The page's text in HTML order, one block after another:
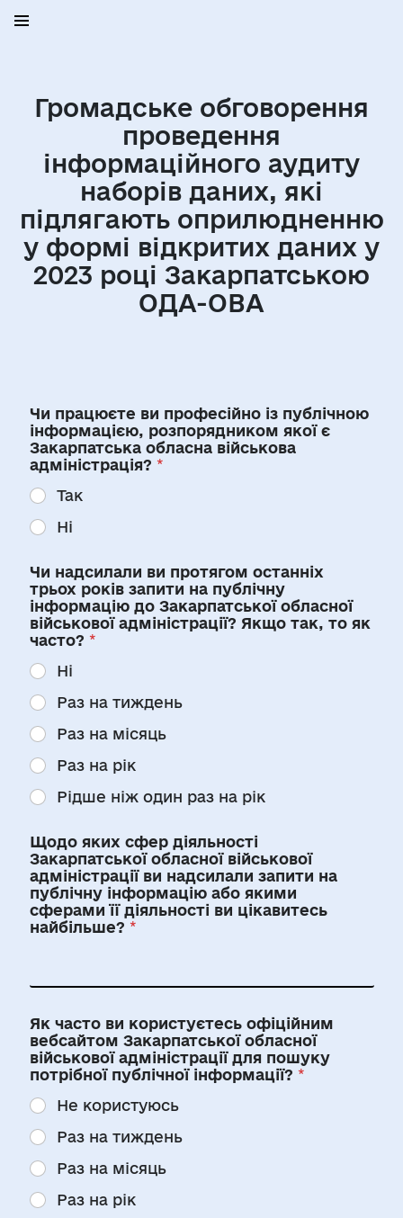
Громадське обговорення
проведення
інформаційного аудиту
наборів даних, які
підлягають оприлюдненню
у формі відкритих даних у
2023 році Закарпатською
ОДА-ОВА
Чи працюєте ви професійно із публічною
інформацією, розпорядником якої є
Закарпатська обласна військова
адміністрація? *
Так
Ні
Чи надсилали ви протягом останніх
трьох років запити на публічну
інформацію до Закарпатської обласної
військової адміністрації? Якщо так, то як
часто? *
Ні
Раз на тиждень
Раз на місяць
Раз на рік
Рідше ніж один раз на рік
Щодо яких сфер діяльності
Закарпатської обласної військової
адміністрації ви надсилали запити на
публічну інформацію або якими
сферами її діяльності ви цікавитесь
найбільше? *
Як часто ви користуєтесь офіційним
вебсайтом Закарпатської обласної
військової адміністрації для пошуку
потрібної публічної інформації? *
Не користуюсь
Раз на тиждень
Раз на місяць
Раз на рік